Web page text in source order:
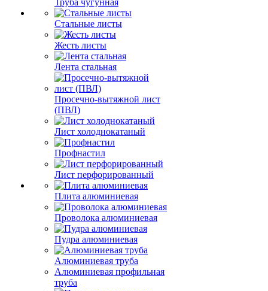
Труба чугунная
Стальные листы
Жесть листы
Лента стальная
Просечно-вытяжной лист
(ПВЛ)
Лист холоднокатаный
Профнастил
Лист перфорированный
Плита алюминиевая
Проволока алюминиевая
Пудра алюминиевая
Алюминиевая труба
Алюминиевая профильная
труба